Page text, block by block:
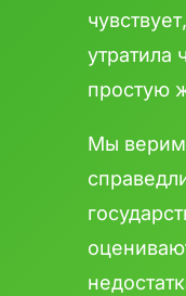
утратила
простую
Мы